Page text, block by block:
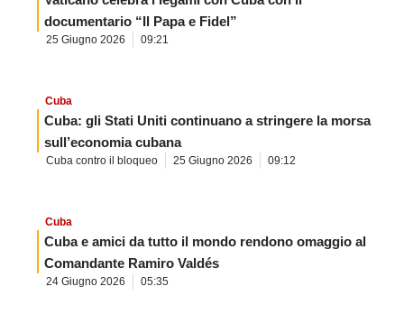
documentario “Il Papa e Fidel”
25 Giugno 2026 09:21
Cuba
Cuba: gli Stati Uniti continuano a stringere la morsa
sull’economia cubana
Cuba contro il bloqueo 25 Giugno 2026 09:12
Cuba
Cuba e amici da tutto il mondo rendono omaggio al
Comandante Ramiro Valdés
24 Giugno 2026 05:35